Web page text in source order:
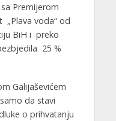
Premijerom
„Plava voda“ od
BiH i preko
25 %
Galijaševićem
da stavi
o prihvatanju